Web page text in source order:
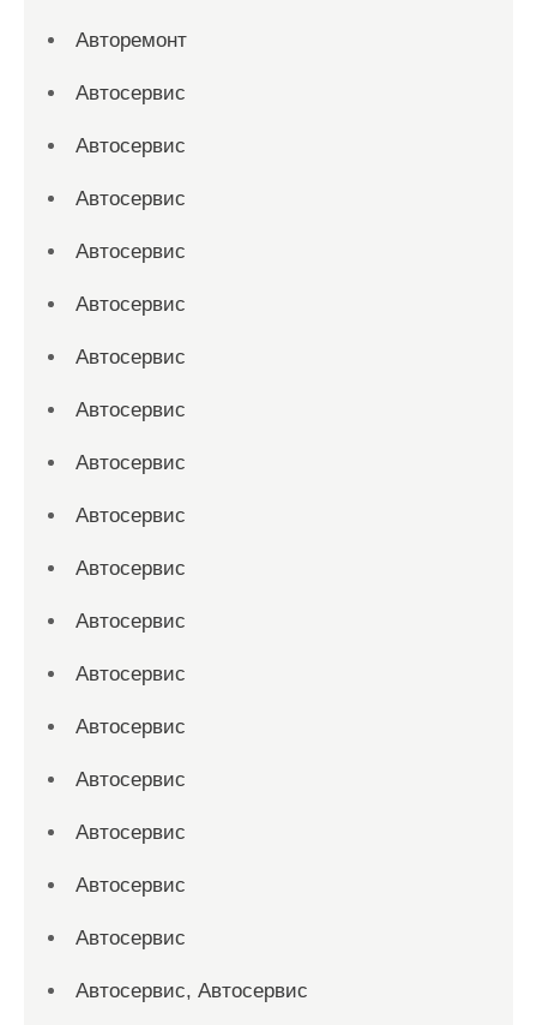
Авторемонт
Автосервис
Автосервис
Автосервис
Автосервис
Автосервис
Автосервис
Автосервис
Автосервис
Автосервис
Автосервис
Автосервис
Автосервис
Автосервис
Автосервис
Автосервис
Автосервис
Автосервис
Автосервис, Автосервис